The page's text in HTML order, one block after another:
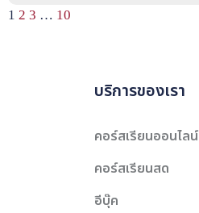
123 … 10
บริการของเรา
คอร์สเรียนออนไลน์
คอร์สเรียนสด
อีบุ๊ค